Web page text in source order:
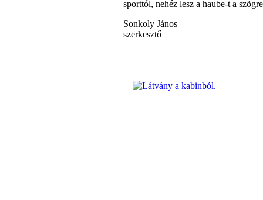
sporttól, nehéz lesz a haube-t a
Sonkoly János
szerkesztő